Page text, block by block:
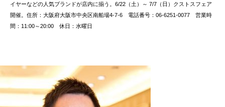
イヤーなどの人気ブランドが店内に揃う。6/22（土）～ 7/7（日）クストスフェア
開催。住所：大阪府大阪市中央区南船場4-7-6 電話番号：06-6251-0077 営業時
間：11:00～20:00 休日：水曜日